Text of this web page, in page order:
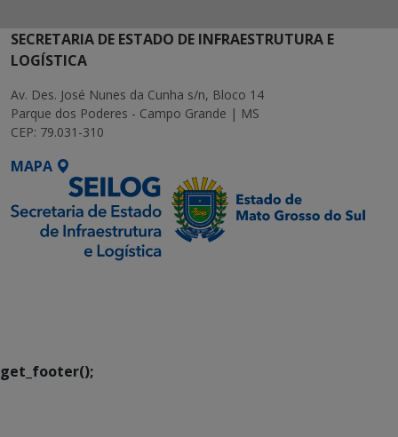
SECRETARIA DE ESTADO DE INFRAESTRUTURA E
LOGÍSTICA
Av. Des. José Nunes da Cunha s/n, Bloco 14
Parque dos Poderes - Campo Grande | MS
CEP: 79.031-310
MAPA
get_footer();